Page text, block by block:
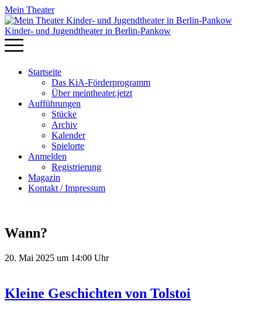
Mein Theater
Kinder- und Jugendtheater in Berlin‑Pankow
Startseite
Das KiA-Förderprogramm
Über meintheater.jetzt
Aufführungen
Stücke
Archiv
Kalender
Spielorte
Anmelden
Registrierung
Magazin
Kontakt / Impressum
Wann?
20. Mai 2025 um 14:00 Uhr
Kleine Geschichten von Tolstoi